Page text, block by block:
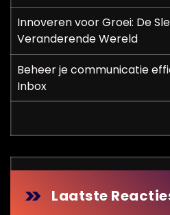
Innoveren voor Groei: De
Veranderende Wereld
Beheer je communicatie
Inbox
Laatste